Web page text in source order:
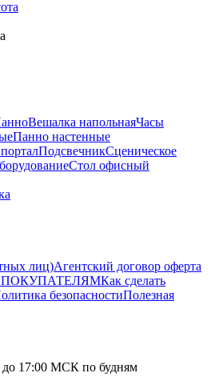
Вешалка напольнаяЧасы
Панно настенные
ПодсвечникСценическое
Стол офисный
лиц)Агентский договор оферта
Как сделать
безопасностиПолезная
до 17:00 МСК по будням